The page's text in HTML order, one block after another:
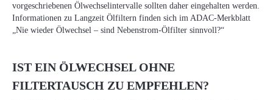
vorgeschriebenen Ölwechselintervalle sollten daher eingehalten werden.
Informationen zu Langzeit Ölfiltern finden sich im ADAC-Merkblatt
„Nie wieder Ölwechsel – sind Nebenstrom-Ölfilter sinnvoll?“
IST EIN ÖLWECHSEL OHNE
FILTERTAUSCH ZU EMPFEHLEN?